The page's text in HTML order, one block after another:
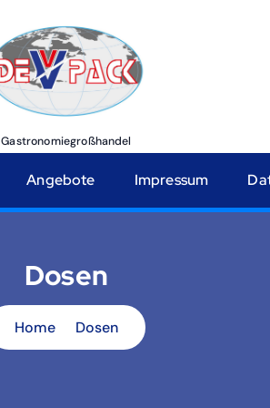
Gastronomiegroßhandel
Angebote Impressum
Dosen
Home Dosen